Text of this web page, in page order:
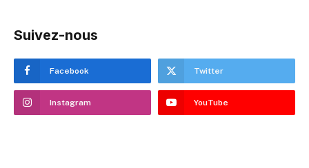
Suivez-nous
Facebook Twitter
Instagram YouTube